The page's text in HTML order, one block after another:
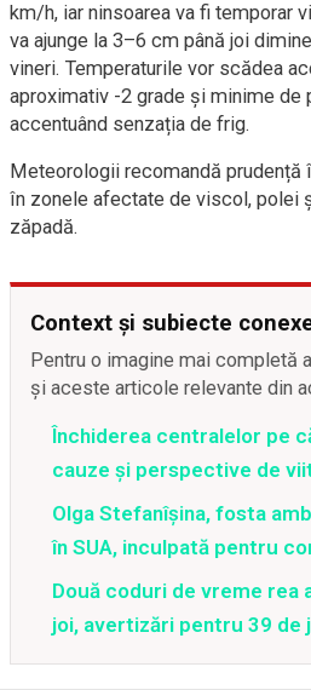
km/h, iar ninsoarea va fi temporar
va ajunge la 3–6 cm până joi
vineri. Temperaturile vor scădea
aproximativ -2 grade și minime de
accentuând senzația de frig.
Meteorologii recomandă
în zonele afectate de viscol, polei
zăpadă.
Context și subiecte
Pentru o imagine mai completă
și aceste articole relevante din
Închiderea centralelor pe
cauze și perspective de
Olga Stefanîşina, fosta
în SUA, inculpată pentru
Două coduri de vreme rea
joi, avertizări pentru 39 de